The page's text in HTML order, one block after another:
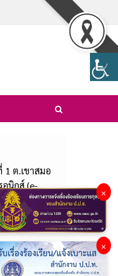
1 ต.เขาสมอ
อนิกส์ (e-
×
×